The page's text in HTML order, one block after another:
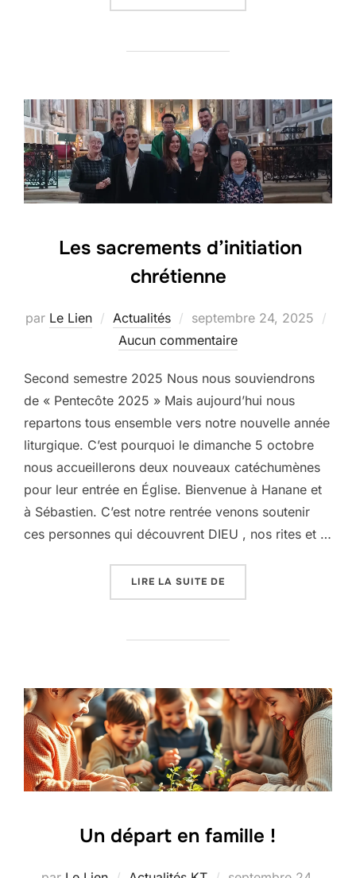
Les sacrements d’initiation
chrétienne
par Le Lien Actualités
Publié
le
septembre 24, 2025
Aucun commentaire
Second semestre 2025 Nous nous souviendrons
de « Pentecôte 2025 » Mais aujourd’hui nous
repartons tous ensemble vers notre nouvelle année
liturgique. C’est pourquoi le dimanche 5 octobre
nous accueillerons deux nouveaux catéchumènes
pour leur entrée en Église. Bienvenue à Hanane et
à Sébastien. C’est notre rentrée venons soutenir
ces personnes qui découvrent DIEU , nos rites et …
LIRE LA SUITE DE
Un départ en famille !